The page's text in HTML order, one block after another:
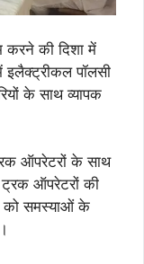
करने की दिशा में
इलैक्ट्रीकल पॉलसी
के साथ व्यापक
ऑपरेटरों के साथ
ऑपरेटरों की
को समस्याओं के